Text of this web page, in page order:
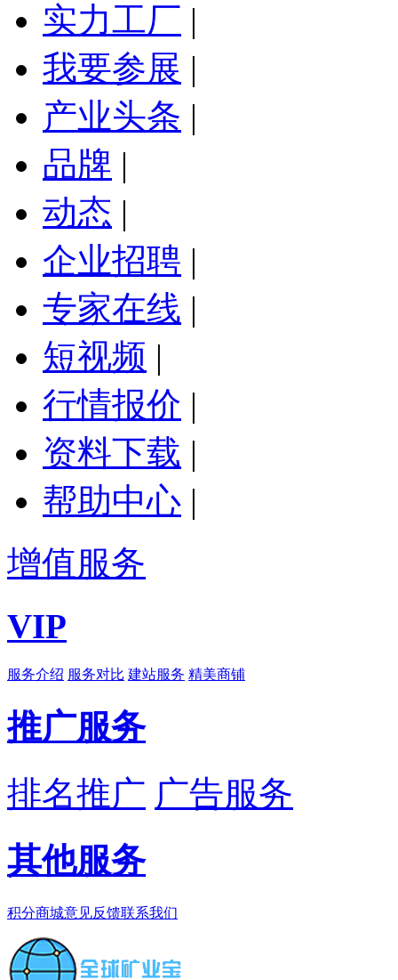
实力工厂 |
我要参展 |
产业头条 |
品牌 |
动态 |
企业招聘 |
专家在线 |
短视频 |
行情报价 |
资料下载 |
帮助中心 |
增值服务
VIP
服务介绍 服务对比 建站服务 精美商铺
推广服务
排名推广 广告服务
其他服务
积分商城意见反馈联系我们